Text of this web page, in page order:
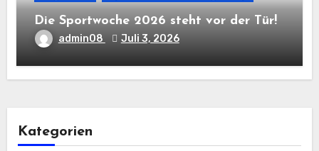
Die Sportwoche 2026 steht vor der Tür!
admin08 Juli 3, 2026
Kategorien